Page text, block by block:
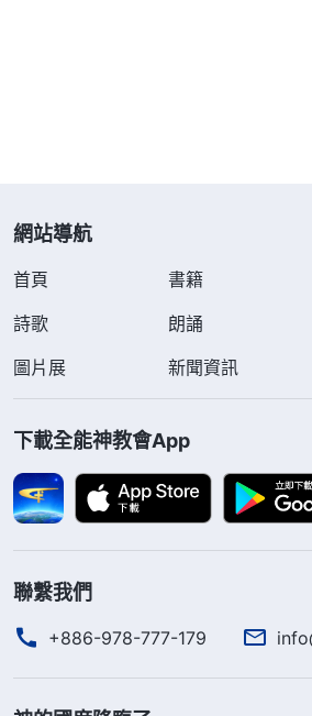
網站導航
首頁 書籍
詩歌
朗誦
圖片展
新聞資訊
下載全能神教會App
聯繫我們
+886-978-777-179